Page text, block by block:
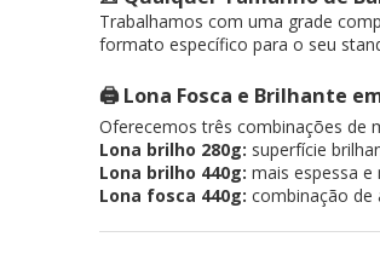
Trabalhamos com uma grade
formato específico para o seu
🖨️ Lona Fosca e Brilhante
Oferecemos três combinações de
Lona brilho 280g: superfície
Lona brilho 440g: mais espessa
Lona fosca 440g: combinação de